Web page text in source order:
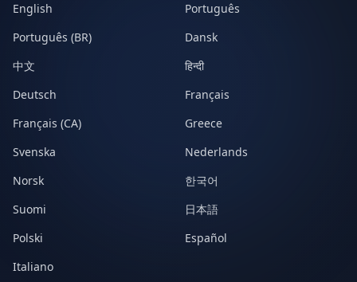
English
Português
Português (BR)
Dansk
中文
हिन्दी
Deutsch
Français
Français (CA)
Greece
Svenska
Nederlands
Norsk
한국어
Suomi
日本語
Polski
Español
Italiano